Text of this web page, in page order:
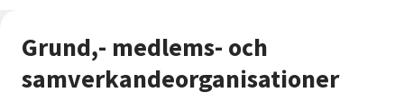
Nyheter
Grund,- medlems- och
samverkandeorganisationer